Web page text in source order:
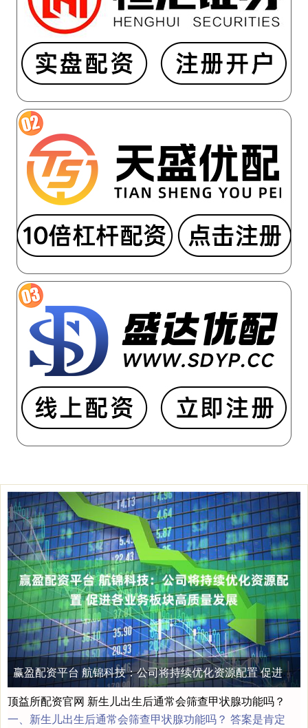
赢盈配资平台 航锦科技：公司将持续优化资源配置 促进各业务板块高质量发展
顶益所配资官网 新生儿出生后通常会筛查甲状腺功能吗？
一、新生儿出生后通常会筛查甲状腺功能吗？ 答案是肯定